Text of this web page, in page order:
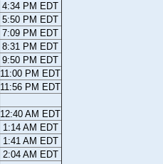
4:34 PM EDT
5:50 PM EDT
7:09 PM EDT
8:31 PM EDT
9:50 PM EDT
11:00 PM EDT
11:56 PM EDT
12:40 AM EDT
1:14 AM EDT
1:41 AM EDT
2:04 AM EDT